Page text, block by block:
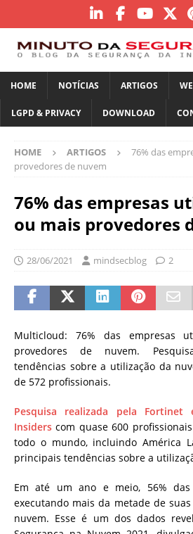
HOME NOTÍCIAS ARTIGOS
LGPD & PRIVACY DOWNLOAD
HOME ARTIGOS
76% das
provedores de nuvem
76% das empresas
ou mais provedores
28/06/2021 mindsecblog 2
Multicloud: 76% das empresas
provedores de nuvem.
tendências sobre a utilização da
de 572 profissionais.
Pesquisa realizada pela Fortinet
Insiders com quase 600
todo o mundo, incluindo América
principais tendências sobre a
Em até um ano e meio, 56% das
executando mais da metade de
nuvem. Esse é um dos dados